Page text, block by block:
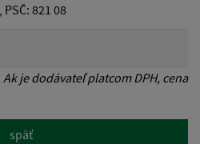
821 08
je dodávateľ platcom DPH, cena
späť